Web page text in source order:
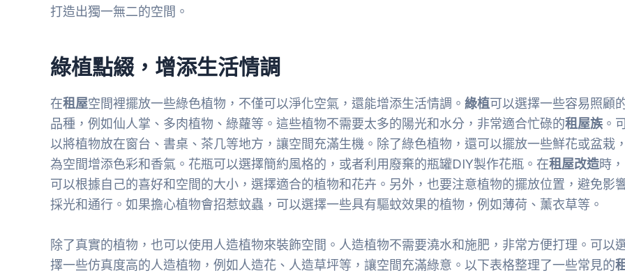
打造出獨一無二的空間。
綠植點綴，增添生活情調
在租屋空間裡擺放一些綠色植物，不僅可以淨化空氣，還能增添生活情調。 綠植可以選擇一些容易照顧
品種，例如仙人掌、多肉植物、綠蘿等。這些植物不需要太多的陽光和水分，非常適合忙碌的租屋族 。
以將植物放在窗台、書桌、茶几等地方，讓空間充滿生機。除了綠色植物，還可以擺放一些鮮花或盆栽，
為空間增添色彩和香氣。花瓶可以選擇簡約風格的，或者利用廢棄的瓶罐DIY製作花瓶。在租屋改造時，
可以根據自己的喜好和空間的大小，選擇適合的植物和花卉。另外，也要注意植物的擺放位置，避免影
採光和通行。如果擔心植物會招惹蚊蟲，可以選擇一些具有驅蚊效果的植物，例如薄荷、薰衣草等。
除了真實的植物，也可以使用人造植物來裝飾空間。人造植物不需要澆水和施肥，非常方便打理。可以
擇一些仿真度高的人造植物，例如人造花、人造草坪等，讓空間充滿綠意。以下表格整理了一些常見的租